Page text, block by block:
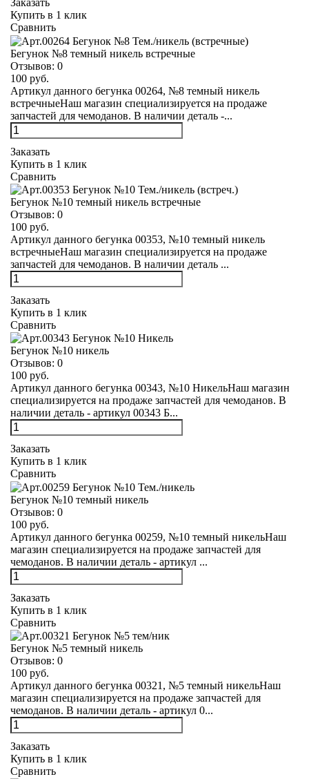
Заказать
Купить в 1 клик
Сравнить
Бегунок №8 темный никель встречные
Отзывов: 0
100 руб.
Артикул данного бегунка 00264, №8 темный никель
встречныеНаш магазин специализируется на продаже
запчастей для чемоданов. В наличии деталь -...
Заказать
Купить в 1 клик
Сравнить
Бегунок №10 темный никель встречные
Отзывов: 0
100 руб.
Артикул данного бегунка 00353, №10 темный никель
встречныеНаш магазин специализируется на продаже
запчастей для чемоданов. В наличии деталь ...
Заказать
Купить в 1 клик
Сравнить
Бегунок №10 никель
Отзывов: 0
100 руб.
Артикул данного бегунка 00343, №10 НикельНаш магазин
специализируется на продаже запчастей для чемоданов. В
наличии деталь - артикул 00343 Б...
Заказать
Купить в 1 клик
Сравнить
Бегунок №10 темный никель
Отзывов: 0
100 руб.
Артикул данного бегунка 00259, №10 темный никельНаш
магазин специализируется на продаже запчастей для
чемоданов. В наличии деталь - артикул ...
Заказать
Купить в 1 клик
Сравнить
Бегунок №5 темный никель
Отзывов: 0
100 руб.
Артикул данного бегунка 00321, №5 темный никельНаш
магазин специализируется на продаже запчастей для
чемоданов. В наличии деталь - артикул 0...
Заказать
Купить в 1 клик
Сравнить